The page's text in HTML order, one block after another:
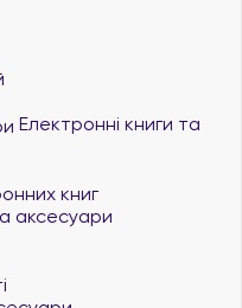
Електронні книги та
книг
аксесуари